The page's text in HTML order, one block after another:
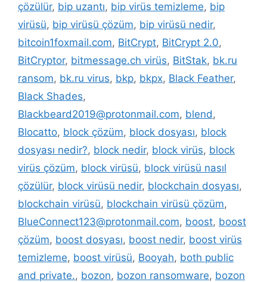
çözülür, bip uzantı, bip virüs temizleme, bip
virüsü, bip virüsü çözüm, bip virüsü nedir,
bitcoin1foxmail.com, BitCrypt, BitCrypt 2.0,
BitCryptor, bitmessage.ch virüs, BitStak, bk.ru
ransom, bk.ru virus, bkp, bkpx, Black Feather,
Black Shades,
Blackbeard2019@protonmail.com, blend,
Blocatto, block çözüm, block dosyası, block
dosyası nedir?, block nedir, block virüs, block
virüs çözüm, block virüsü, block virüsü nasıl
çözülür, block virüsü nedir, blockchain dosyası,
blockchain virüsü, blockchain virüsü çözüm,
BlueConnect123@protonmail.com, boost, boost
çözüm, boost dosyası, boost nedir, boost virüs
temizleme, boost virüsü, Booyah, both public
and private., bozon, bozon ransomware, bozon